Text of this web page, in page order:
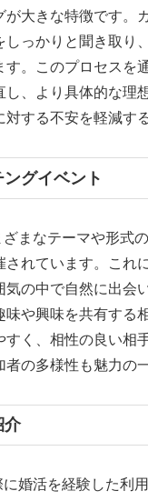
が大きな特徴です。
しっかりと聞き取り
す。このプロセスを
し、より具体的な理
対する不安を軽減す
グイベント
まなテーマや形式
されています。これ
気の中で自然に出会
味や興味を共有する
すく、相性の良い相
の多様性も魅力の
介
婚活を経験した利